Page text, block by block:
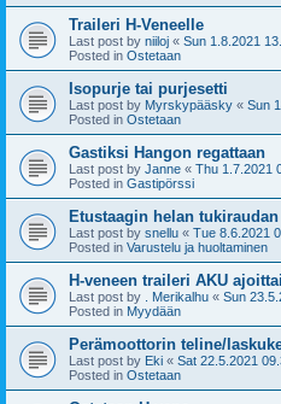
Traileri H-Veneelle
Last post by niiloj « Sun 1.8.2021
Posted in Ostetaan
Isopurje tai purjesetti
Last post by Myrskypääsky « Sun
Posted in Ostetaan
Gastiksi Hangon regattaan
Last post by Janne « Thu 1.7.2021
Posted in Gastipörssi
Etustaagin helan
Last post by snellu « Tue 8.6.2021
Posted in Varustelu ja huoltaminen
H-veneen traileri AKU
Last post by . Merikalhu « Sun
Posted in Myydään
Perämoottorin teline/
Last post by Eki « Sat 22.5.2021
Posted in Ostetaan